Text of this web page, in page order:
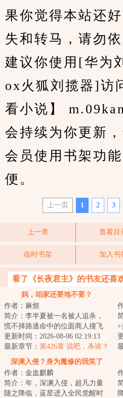
果你觉得本站还
失和转马，请勿
建议你使用[华为
ox火狐刘揽器]访
看小说】
会持续为你更新
会员使用书架功
便。
上一页 1 2 3
上一章 查看目
临时书架 加入书
看了《长夜君主》的书友还喜
妈，咱家还要地不要？
作者：麻烦
简介：李半夏被一名被人追杀，
慌不择路逃命中的位面商人撞飞
到了异世界，位面商人垂死之际
企图将自身残躯...
更新时间：2026-08-06 02:19:13
最新章节： 第426章 说吧，杀谁？
+
深渊入侵？身为魔修的我笑了
作者：金血麒麟
简介：年，深渊入侵，超凡力量
随之降临，蓝星进入全民觉醒时